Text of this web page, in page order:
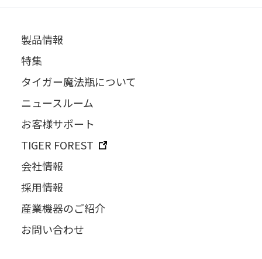
製品情報
特集
タイガー魔法瓶について
ニュースルーム
お客様サポート
TIGER FOREST
会社情報
採用情報
産業機器のご紹介
お問い合わせ